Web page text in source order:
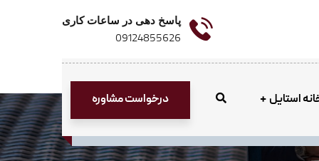
پاسخ دهی در ساعات کاری
09124855626
استایل درخواست مشاوره